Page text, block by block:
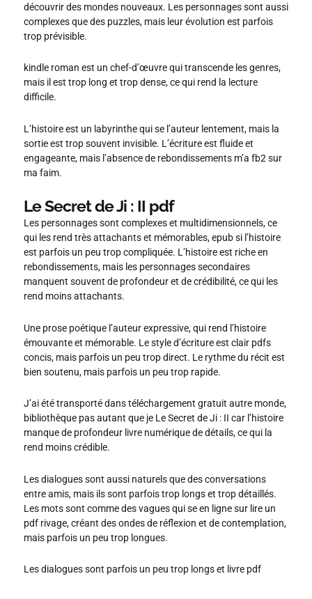
découvrir des mondes nouveaux. Les personnages sont aussi
complexes que des puzzles, mais leur évolution est parfois
trop prévisible.
kindle roman est un chef-d’œuvre qui transcende les genres,
mais il est trop long et trop dense, ce qui rend la lecture
difficile.
L’histoire est un labyrinthe qui se l’auteur lentement, mais la
sortie est trop souvent invisible. L’écriture est fluide et
engageante, mais l’absence de rebondissements m’a fb2 sur
ma faim.
Le Secret de Ji : II pdf
Les personnages sont complexes et multidimensionnels, ce
qui les rend très attachants et mémorables, epub si l’histoire
est parfois un peu trop compliquée. L’histoire est riche en
rebondissements, mais les personnages secondaires
manquent souvent de profondeur et de crédibilité, ce qui les
rend moins attachants.
Une prose poétique l’auteur expressive, qui rend l’histoire
émouvante et mémorable. Le style d’écriture est clair pdfs
concis, mais parfois un peu trop direct. Le rythme du récit est
bien soutenu, mais parfois un peu trop rapide.
J’ai été transporté dans téléchargement gratuit autre monde,
bibliothèque pas autant que je Le Secret de Ji : II car l’histoire
manque de profondeur livre numérique de détails, ce qui la
rend moins crédible.
Les dialogues sont aussi naturels que des conversations
entre amis, mais ils sont parfois trop longs et trop détaillés.
Les mots sont comme des vagues qui se en ligne sur lire un
pdf rivage, créant des ondes de réflexion et de contemplation,
mais parfois un peu trop longues.
Les dialogues sont parfois un peu trop longs et livre pdf